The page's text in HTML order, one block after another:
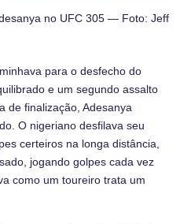
no UFC 305 — Foto: Jeff
para o desfecho do
e um segundo assalto
de finalização, Adesanya
O nigeriano desfilava seu
certeiros na longa distância,
jogando golpes cada vez
como um toureiro trata um